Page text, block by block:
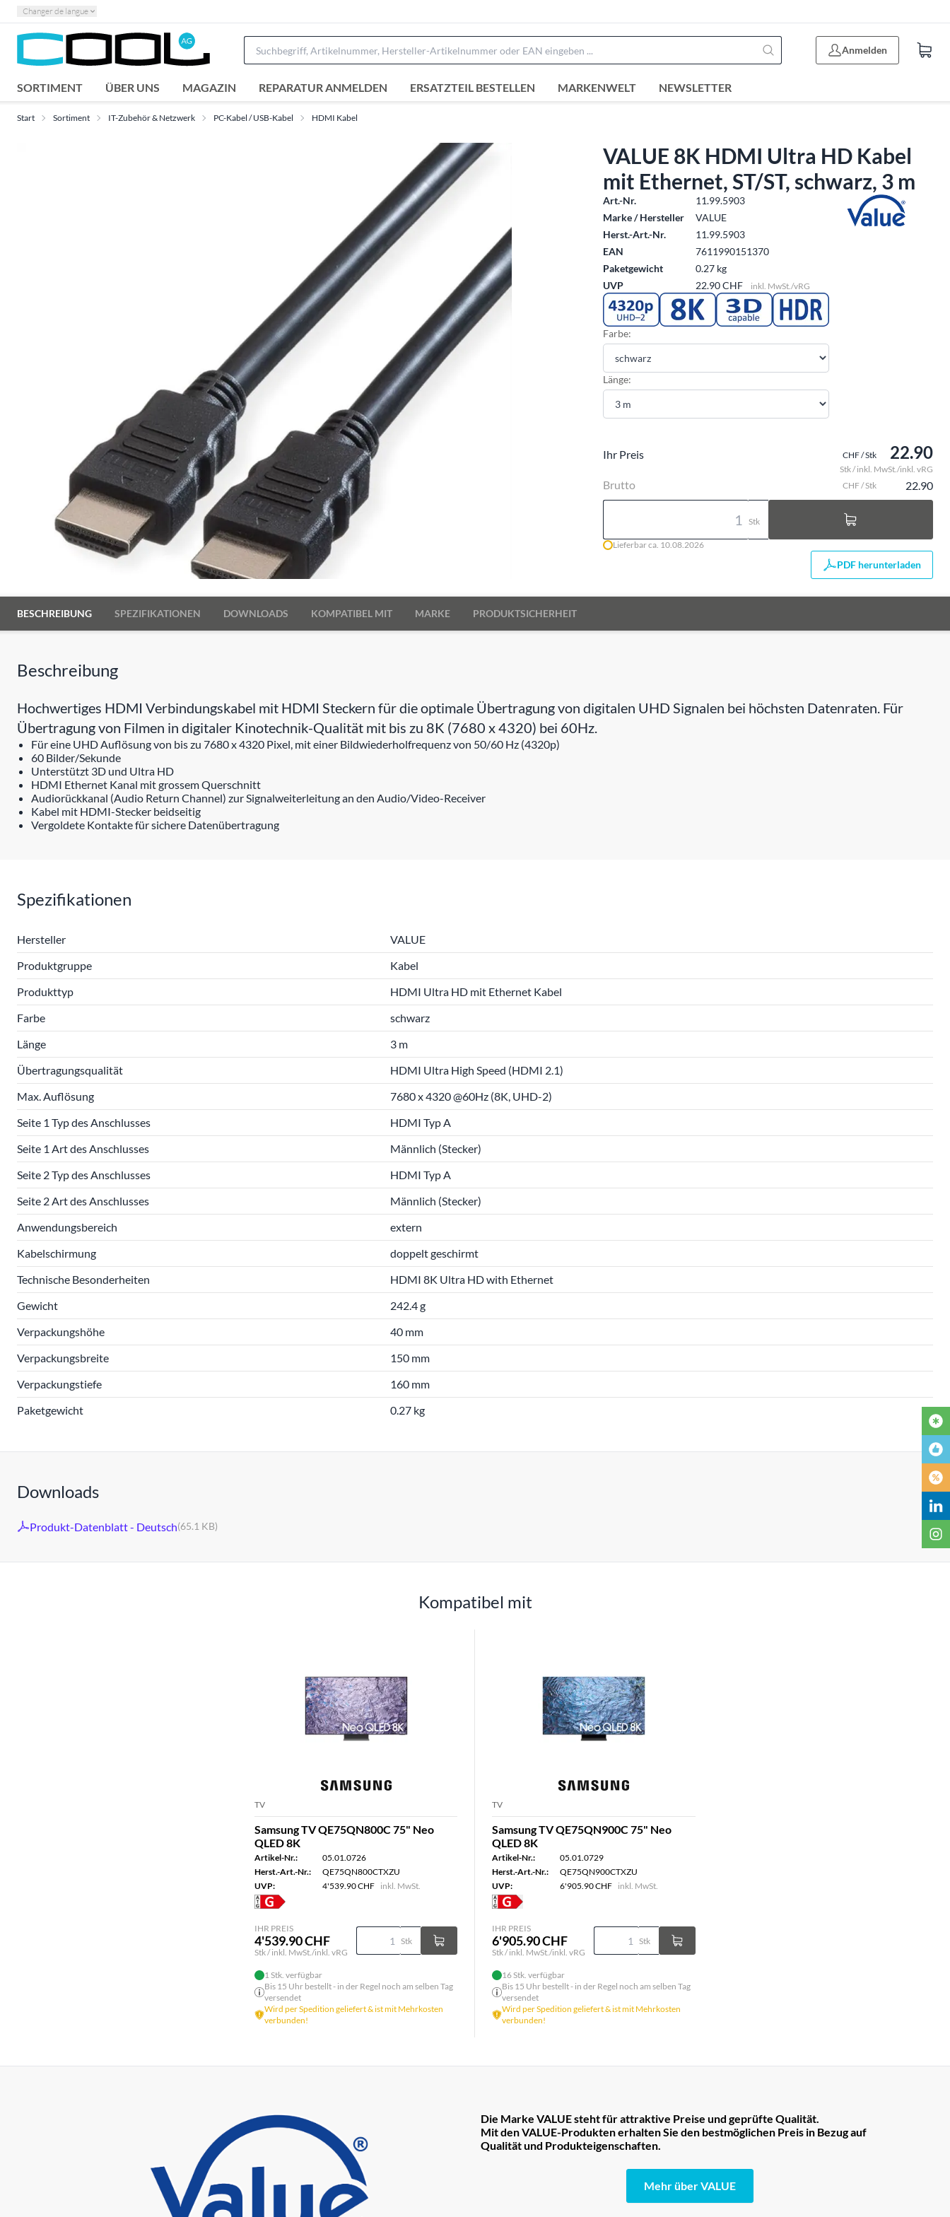
Changer de langue
Anmelden
SORTIMENT ÜBER UNS MAGAZIN REPARATUR ANMELDEN ERSATZTEIL BESTELLEN MARKENWELT NEWSLETTER
Start Sortiment IT-Zubehör & Netzwerk PC-Kabel / USB-Kabel HDMI Kabel
VALUE 8K HDMI Ultra HD Kabel
mit Ethernet, ST/ST, schwarz, 3 m
Art.-Nr.
11.99.5903
Marke / Hersteller
VALUE
Herst.-Art.-Nr.
11.99.5903
EAN
7611990151370
Paketgewicht
0.27 kg
UVP
22.90 CHF inkl. MwSt./vRG
Farbe:
Länge:
Ihr Preis CHF / Stk 22.90
Stk / inkl. MwSt./inkl. vRG
Brutto CHF / Stk 22.90
Stk
Lieferbar ca. 10.08.2026
PDF herunterladen
BESCHREIBUNG SPEZIFIKATIONEN DOWNLOADS KOMPATIBEL MIT MARKE PRODUKTSICHERHEIT
Beschreibung
Hochwertiges HDMI Verbindungskabel mit HDMI Steckern für die optimale Übertragung von digitalen UHD Signalen bei höchsten Datenraten. Für
Übertragung von Filmen in digitaler Kinotechnik-Qualität mit bis zu 8K (7680 x 4320) bei 60Hz.
Für eine UHD Auflösung von bis zu 7680 x 4320 Pixel, mit einer Bildwiederholfrequenz von 50/60 Hz (4320p)
60 Bilder/Sekunde
Unterstützt 3D und Ultra HD
HDMI Ethernet Kanal mit grossem Querschnitt
Audiorückkanal (Audio Return Channel) zur Signalweiterleitung an den Audio/Video-Receiver
Kabel mit HDMI-Stecker beidseitig
Vergoldete Kontakte für sichere Datenübertragung
Spezifikationen
Hersteller
VALUE
Produktgruppe
Kabel
Produkttyp
HDMI Ultra HD mit Ethernet Kabel
Farbe
schwarz
Länge
3 m
Übertragungsqualität
HDMI Ultra High Speed (HDMI 2.1)
Max. Auflösung
7680 x 4320 @60Hz (8K, UHD-2)
Seite 1 Typ des Anschlusses
HDMI Typ A
Seite 1 Art des Anschlusses
Männlich (Stecker)
Seite 2 Typ des Anschlusses
HDMI Typ A
Seite 2 Art des Anschlusses
Männlich (Stecker)
Anwendungsbereich
extern
Kabelschirmung
doppelt geschirmt
Technische Besonderheiten
HDMI 8K Ultra HD with Ethernet
Gewicht
242.4 g
Verpackungshöhe
40 mm
Verpackungsbreite
150 mm
Verpackungstiefe
160 mm
Paketgewicht
0.27 kg
Downloads
Produkt-Datenblatt - Deutsch(65.1 KB)
Kompatibel mit
TV
Samsung TV QE75QN800C 75" Neo
QLED 8K
Artikel-Nr.:
05.01.0726
Herst.-Art.-Nr.:
QE75QN800CTXZU
UVP:
4'539.90 CHF inkl. MwSt.
IHR PREIS
4'539.90 CHF
Stk / inkl. MwSt./inkl. vRG
Stk
1 Stk. verfügbar
Bis 15 Uhr bestellt - in der Regel noch am selben Tag
versendet
Wird per Spedition geliefert & ist mit Mehrkosten
verbunden!
TV
Samsung TV QE75QN900C 75" Neo
QLED 8K
Artikel-Nr.:
05.01.0729
Herst.-Art.-Nr.:
QE75QN900CTXZU
UVP:
6'905.90 CHF inkl. MwSt.
IHR PREIS
6'905.90 CHF
Stk / inkl. MwSt./inkl. vRG
Stk
16 Stk. verfügbar
Bis 15 Uhr bestellt - in der Regel noch am selben Tag
versendet
Wird per Spedition geliefert & ist mit Mehrkosten
verbunden!
Die Marke VALUE steht für attraktive Preise und geprüfte Qualität.
Mit den VALUE-Produkten erhalten Sie den bestmöglichen Preis in Bezug auf
Qualität und Produkteigenschaften.
Mehr über VALUE